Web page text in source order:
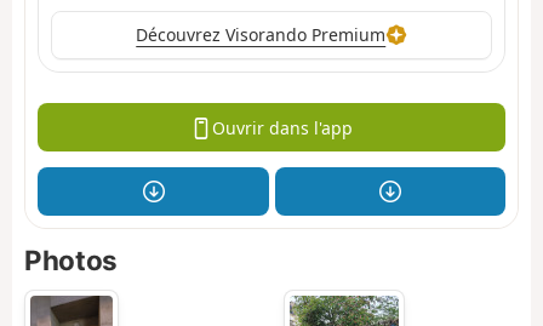
Découvrez Visorando Premium
Ouvrir dans l'app
Photos